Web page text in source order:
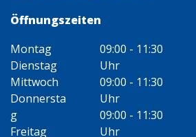
Öffnungszeiten
Montag
Dienstag
Mittwoch
Donnersta
g
Freitag
09:00 - 11:30
Uhr
09:00 - 11:30
Uhr
09:00 - 11:30
Uhr